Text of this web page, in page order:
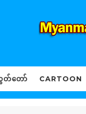
တ်တော် CARTOON